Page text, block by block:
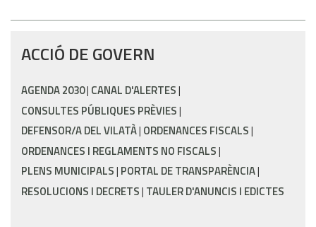
ACCIÓ DE GOVERN
AGENDA 2030 CANAL D'ALERTES
CONSULTES PÚBLIQUES PRÈVIES
DEFENSOR/A DEL VILATÀ ORDENANCES FISCALS
ORDENANCES I REGLAMENTS NO FISCALS
PLENS MUNICIPALS PORTAL DE TRANSPARÈNCIA
RESOLUCIONS I DECRETS TAULER D'ANUNCIS I EDICTES